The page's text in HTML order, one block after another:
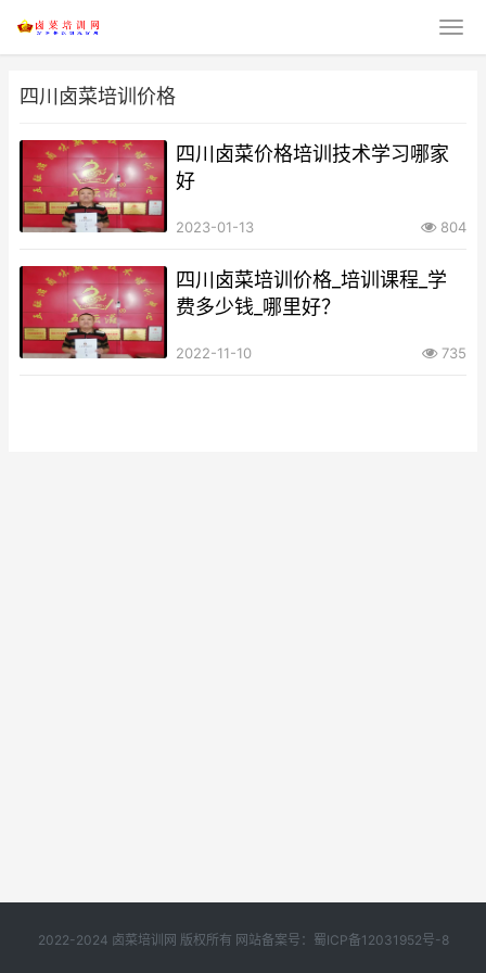
四川卤菜培训价格
四川卤菜价格培训技术学习哪家
好
2023-01-13 804
四川卤菜培训价格_培训课程_学
费多少钱_哪里好？
2022-11-10 735
2022-2024 卤菜培训网 版权所有 网站备案号： 蜀ICP备12031952号-8